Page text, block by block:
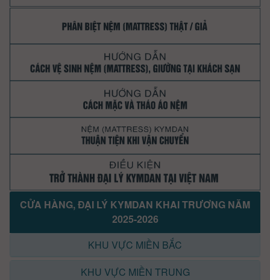
CỬA HÀNG, ĐẠI LÝ KYMDAN KHAI TRƯƠNG NĂM
2025-2026
KHU VỰC MIỀN BẮC
KHU VỰC MIỀN TRUNG